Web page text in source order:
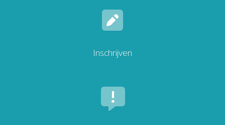
Inschrijven